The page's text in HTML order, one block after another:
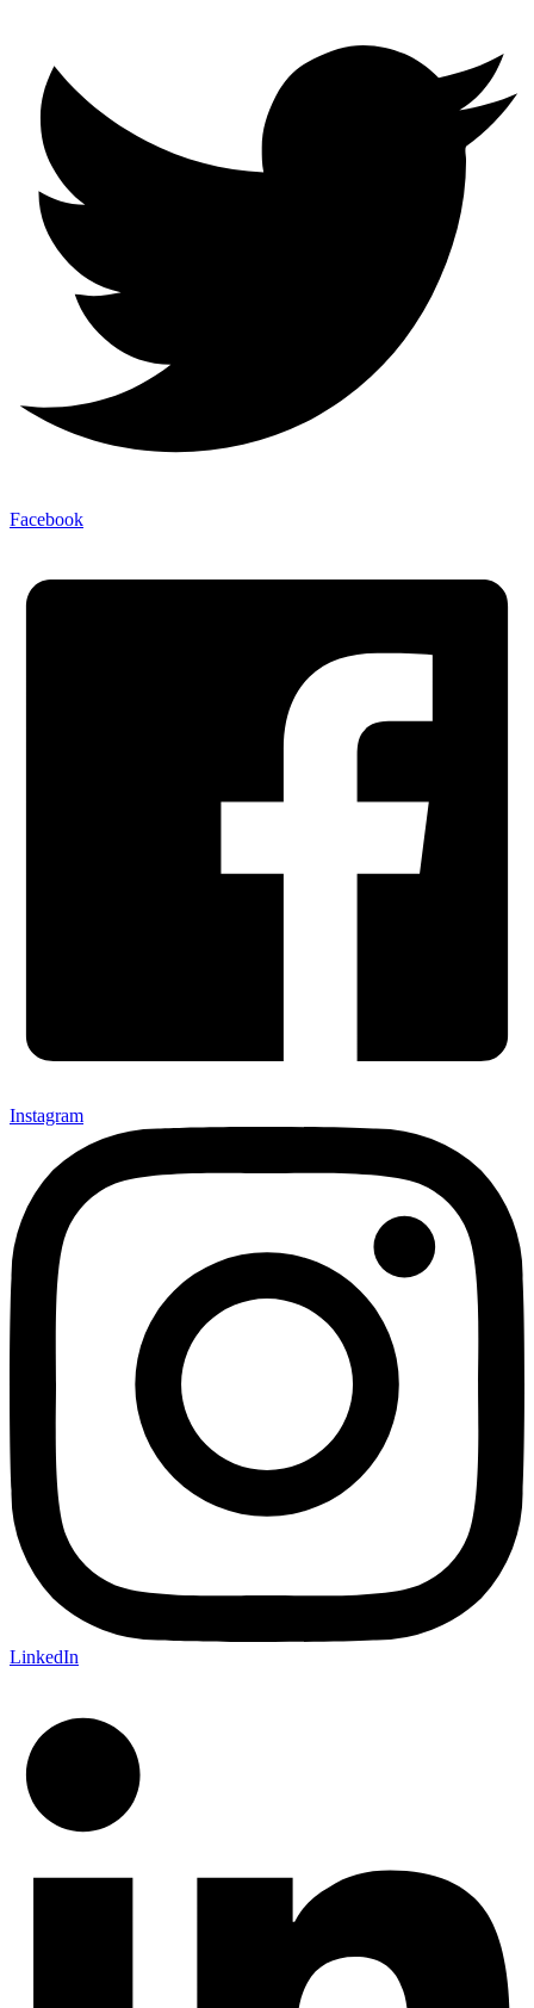
Facebook
Instagram
LinkedIn